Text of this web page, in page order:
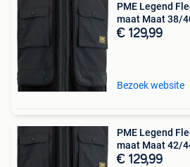
PME Legend
maat Maat 38/
€ 129,99
Bezoek website
PME Legend
maat Maat 42/
€ 129,99